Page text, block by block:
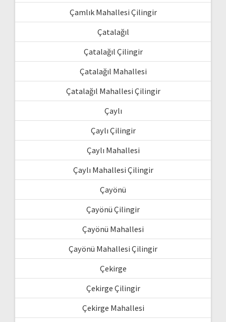
Çamlık Mahallesi Çilingir
Çatalağıl
Çatalağıl Çilingir
Çatalağıl Mahallesi
Çatalağıl Mahallesi Çilingir
Çaylı
Çaylı Çilingir
Çaylı Mahallesi
Çaylı Mahallesi Çilingir
Çayönü
Çayönü Çilingir
Çayönü Mahallesi
Çayönü Mahallesi Çilingir
Çekirge
Çekirge Çilingir
Çekirge Mahallesi